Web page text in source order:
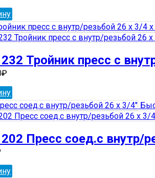
Тройник пресс с
₽
Пресс соед.с внутр/